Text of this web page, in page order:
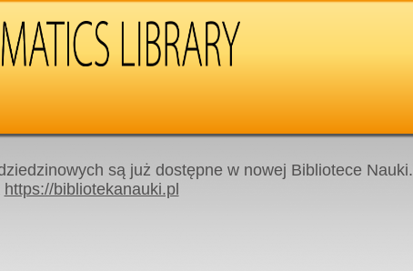
są już dostępne w nowej Bibliotece Nauki.
https://bibliotekanauki.pl